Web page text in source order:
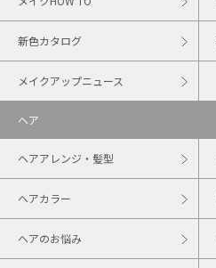
新色カタログ
メイクアップニュース
ヘア
ヘアアレンジ・髪型
ヘアカラー
ヘアのお悩み